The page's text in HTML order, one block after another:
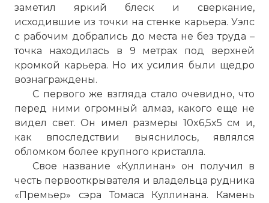
заметил яркий блеск и сверкание,
исходившие из точки на стенке карьера. Уэлс
с рабочим добрались до места не без труда –
точка находилась в 9 метрах под верхней
кромкой карьера. Но их усилия были щедро
вознаграждены.
С первого же взгляда стало очевидно, что
перед ними огромный алмаз, какого еще не
видел свет. Он имел размеры 10x6,5x5 см и,
как впоследствии выяснилось, являлся
обломком более крупного кристалла.
Свое название «Куллинан» он получил в
честь первооткрывателя и владельца рудника
«Премьер» сэра Томаса Куллинана. Камень